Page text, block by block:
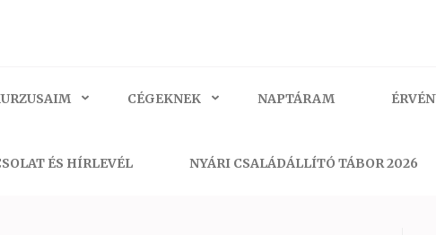
CÉGEKNEK NAPTÁRAM
ÉS HÍRLEVÉL NYÁRI CSALÁDÁLLÍTÓ TÁBOR 2026